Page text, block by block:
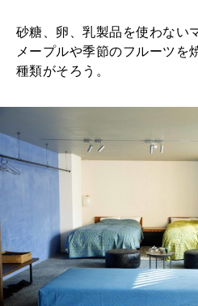
砂糖、卵、乳製品を使わない
メープルや季節のフルーツを
種類がそろう。